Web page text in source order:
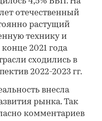
отечественный
растущий
технику и
2021 года
сходились в
2022-2023 гг.
внесла
рынка. Так
комментариев